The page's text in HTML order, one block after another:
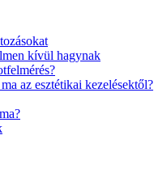
kívül hagynak
az esztétikai kezelésektől?